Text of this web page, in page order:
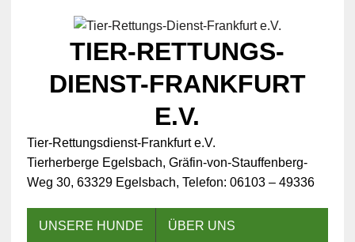
TIER-RETTUNGS-
DIENST-FRANKFURT
E.V.
Tier-Rettungsdienst-Frankfurt e.V.
Tierherberge Egelsbach, Gräfin-von-Stauffenberg-
Weg 30, 63329 Egelsbach, Telefon: 06103 – 49336
UNSERE HUNDE ÜBER UNS